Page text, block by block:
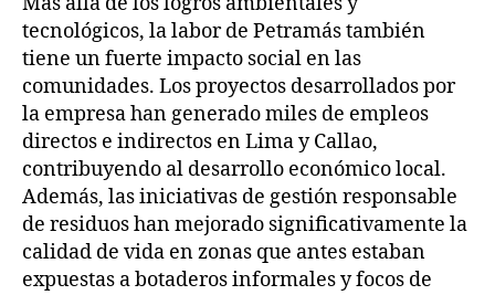
tecnológicos, la labor de Petramás también
tiene un fuerte impacto social en las
comunidades. Los proyectos desarrollados por
la empresa han generado miles de empleos
directos e indirectos en Lima y Callao,
contribuyendo al desarrollo económico local.
Además, las iniciativas de gestión responsable
de residuos han mejorado significativamente la
calidad de vida en zonas que antes estaban
expuestas a botaderos informales y focos de